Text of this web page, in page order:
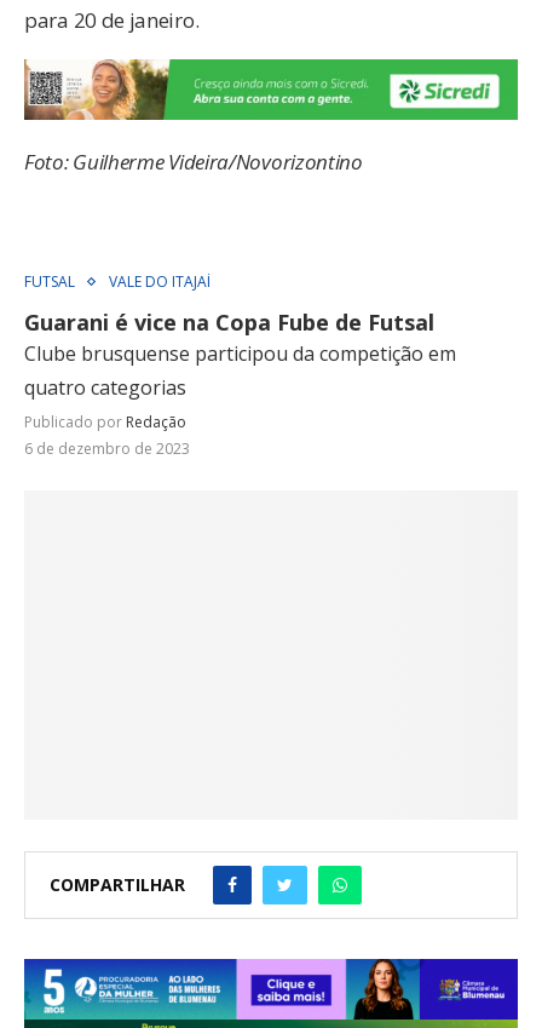
para 20 de janeiro.
Foto: Guilherme Videira/Novorizontino
FUTSAL VALE DO ITAJAÍ
Guarani é vice na Copa Fube de Futsal
Clube brusquense participou da competição em
quatro categorias
Publicado por Redação
6 de dezembro de 2023
COMPARTILHAR